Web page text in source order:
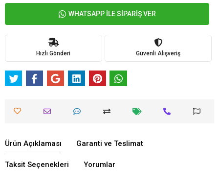
WHATSAPP İLE SİPARİŞ VER
Hızlı Gönderi Güvenli Alışveriş
Ürün Açıklaması Garanti ve Teslimat
Taksit Seçenekleri Yorumlar